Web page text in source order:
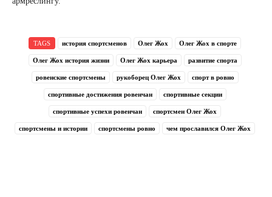
TAGS история спортсменов Олег Жох Олег Жох в спорте
Олег Жох история жизни Олег Жох карьера развитие спорта
ровенские спортсмены рукоборец Олег Жох спорт в ровно
спортивные достижения ровенчан спортивные секции
спортивные успехи ровенчан спортсмен Олег Жох
спортсмены и истории спортсмены ровно чем прославился Олег Жох